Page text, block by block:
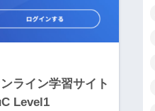
ライン学習サイト
Level1